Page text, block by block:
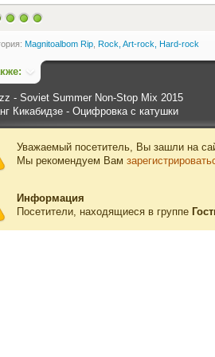
Magnitoalbom Rip Rock, Art-rock, Hard-rock
- Soviet Summer Non-Stop Mix 2015
Кикабидзе - Оцифровка с катушки
Уважаемый посетитель, Вы зашли на
Мы рекомендуем Вам
Информация
Посетители, находящиеся в группе